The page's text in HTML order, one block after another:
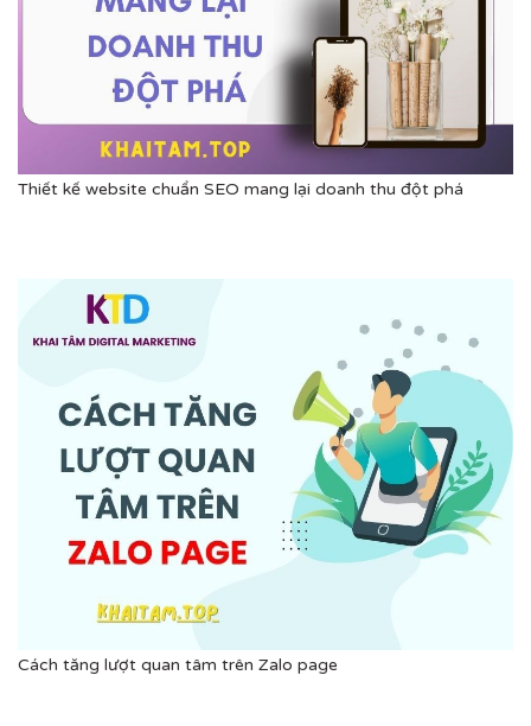
Thiết kế website chuẩn SEO mang lại doanh thu đột phá
Cách tăng lượt quan tâm trên Zalo page